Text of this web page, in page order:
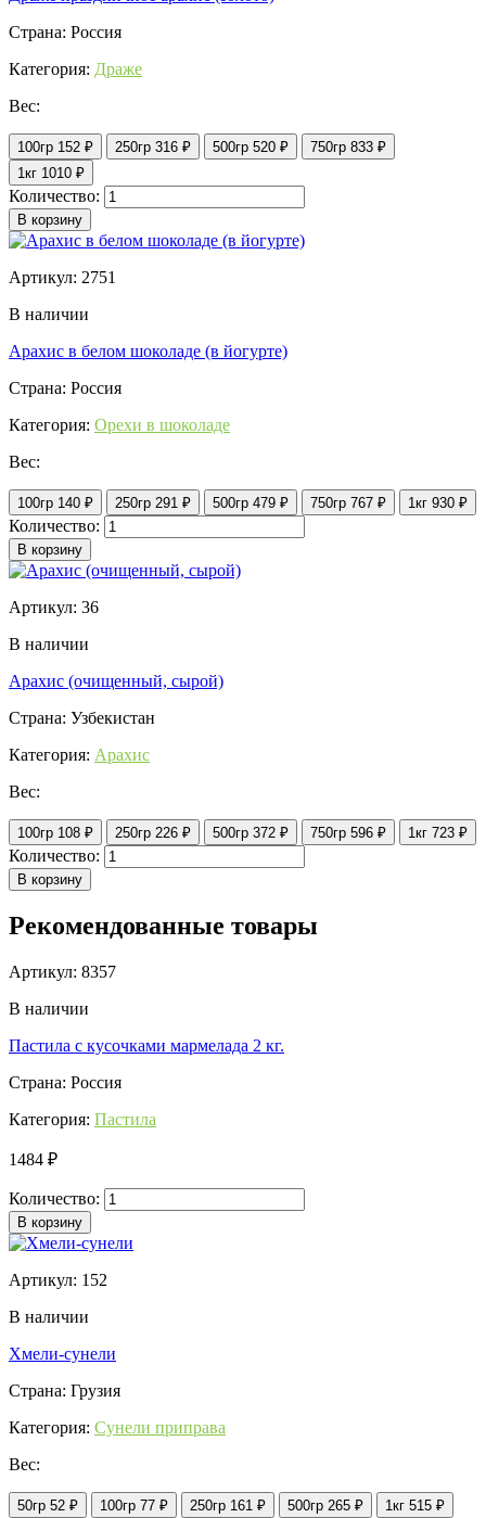
Страна: Россия
Категория: Драже
Вес:
100гр 152 ₽ 250гр 316 ₽ 500гр 520 ₽ 750гр 833 ₽
1кг 1010 ₽
Количество:
В корзину
Артикул: 2751
В наличии
Арахис в белом шоколаде (в йогурте)
Страна: Россия
Категория: Орехи в шоколаде
Вес:
100гр 140 ₽ 250гр 291 ₽ 500гр 479 ₽ 750гр 767 ₽ 1кг 930 ₽
Количество:
В корзину
Артикул: 36
В наличии
Арахис (очищенный, сырой)
Страна: Узбекистан
Категория: Арахис
Вес:
100гр 108 ₽ 250гр 226 ₽ 500гр 372 ₽ 750гр 596 ₽ 1кг 723 ₽
Количество:
В корзину
Рекомендованные товары
Артикул: 8357
В наличии
Пастила с кусочками мармелада 2 кг.
Страна: Россия
Категория: Пастила
1484 ₽
Количество:
В корзину
Артикул: 152
В наличии
Хмели-сунели
Страна: Грузия
Категория: Сунели приправа
Вес:
50гр 52 ₽ 100гр 77 ₽ 250гр 161 ₽ 500гр 265 ₽ 1кг 515 ₽